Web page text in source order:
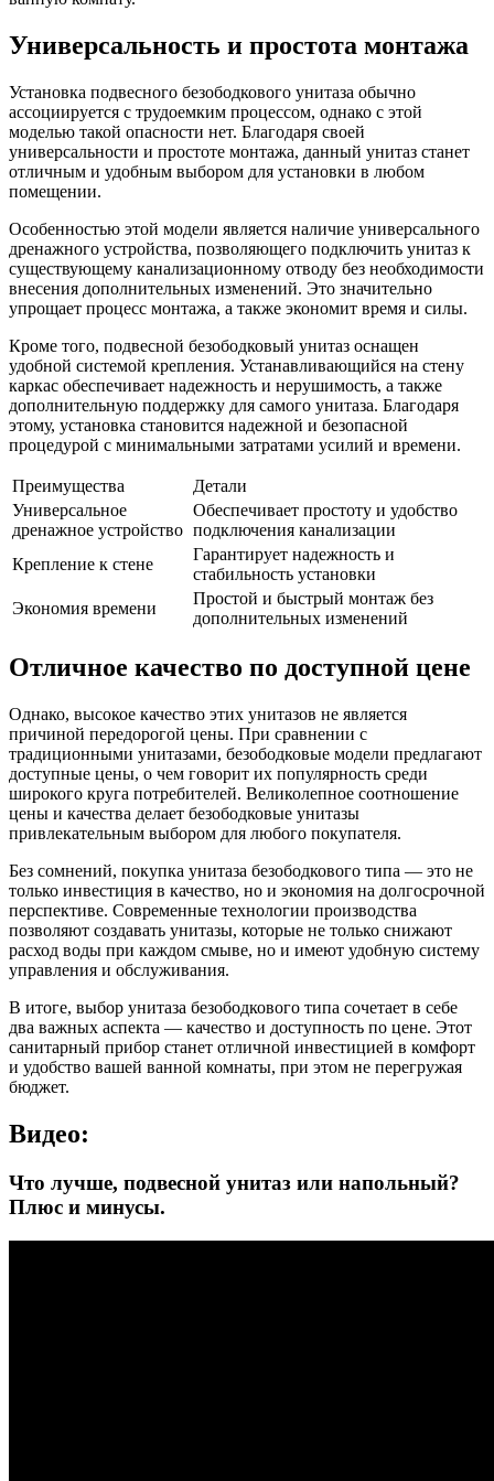
Универсальность и простота монтажа
Установка подвесного безободкового унитаза обычно
ассоциируется с трудоемким процессом, однако с этой
моделью такой опасности нет. Благодаря своей
универсальности и простоте монтажа, данный унитаз станет
отличным и удобным выбором для установки в любом
помещении.
Особенностью этой модели является наличие универсального
дренажного устройства, позволяющего подключить унитаз к
существующему канализационному отводу без необходимости
внесения дополнительных изменений. Это значительно
упрощает процесс монтажа, а также экономит время и силы.
Кроме того, подвесной безободковый унитаз оснащен
удобной системой крепления. Устанавливающийся на стену
каркас обеспечивает надежность и нерушимость, а также
дополнительную поддержку для самого унитаза. Благодаря
этому, установка становится надежной и безопасной
процедурой с минимальными затратами усилий и времени.
Преимущества
Детали
Универсальное
дренажное устройство
Обеспечивает простоту и удобство
подключения канализации
Крепление к стене
Гарантирует надежность и
стабильность установки
Экономия времени
Простой и быстрый монтаж без
дополнительных изменений
Отличное качество по доступной цене
Однако, высокое качество этих унитазов не является
причиной передорогой цены. При сравнении с
традиционными унитазами, безободковые модели предлагают
доступные цены, о чем говорит их популярность среди
широкого круга потребителей. Великолепное соотношение
цены и качества делает безободковые унитазы
привлекательным выбором для любого покупателя.
Без сомнений, покупка унитаза безободкового типа — это не
только инвестиция в качество, но и экономия на долгосрочной
перспективе. Современные технологии производства
позволяют создавать унитазы, которые не только снижают
расход воды при каждом смыве, но и имеют удобную систему
управления и обслуживания.
В итоге, выбор унитаза безободкового типа сочетает в себе
два важных аспекта — качество и доступность по цене. Этот
санитарный прибор станет отличной инвестицией в комфорт
и удобство вашей ванной комнаты, при этом не перегружая
бюджет.
Видео:
Что лучше, подвесной унитаз или напольный?
Плюс и минусы.